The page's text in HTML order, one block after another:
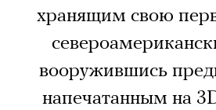
хранящим свою
вооружившись
напечатанным на